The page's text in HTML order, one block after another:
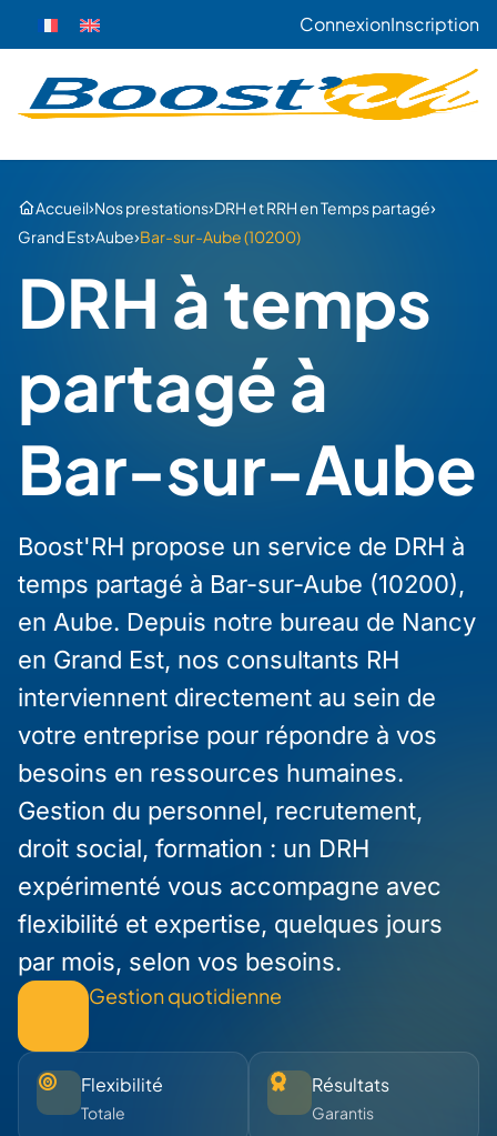
ConnexionInscription
Accueil›Nos prestations›DRH et RRH en Temps partagé›
Grand Est›Aube›Bar-sur-Aube (10200)
DRH à temps
partagé à
Bar-sur-Aube
Boost'RH propose un service de DRH à
temps partagé à Bar-sur-Aube (10200),
en Aube. Depuis notre bureau de Nancy
en Grand Est, nos consultants RH
interviennent directement au sein de
votre entreprise pour répondre à vos
besoins en ressources humaines.
Gestion du personnel, recrutement,
droit social, formation : un DRH
expérimenté vous accompagne avec
flexibilité et expertise, quelques jours
par mois, selon vos besoins.
Gestion quotidienne
Flexibilité
Totale
Résultats
Garantis